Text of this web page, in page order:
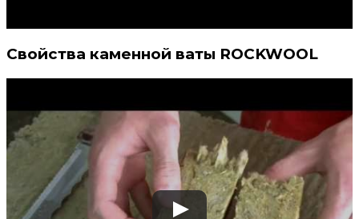
Свойства каменной ваты ROCKWOOL